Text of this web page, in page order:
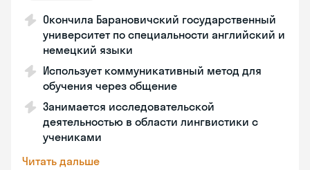
Окончила Барановичский государственный
университет по специальности английский и
немецкий языки
Использует коммуникативный метод для
обучения через общение
Занимается исследовательской
деятельностью в области лингвистики с
учениками
Читать дальше